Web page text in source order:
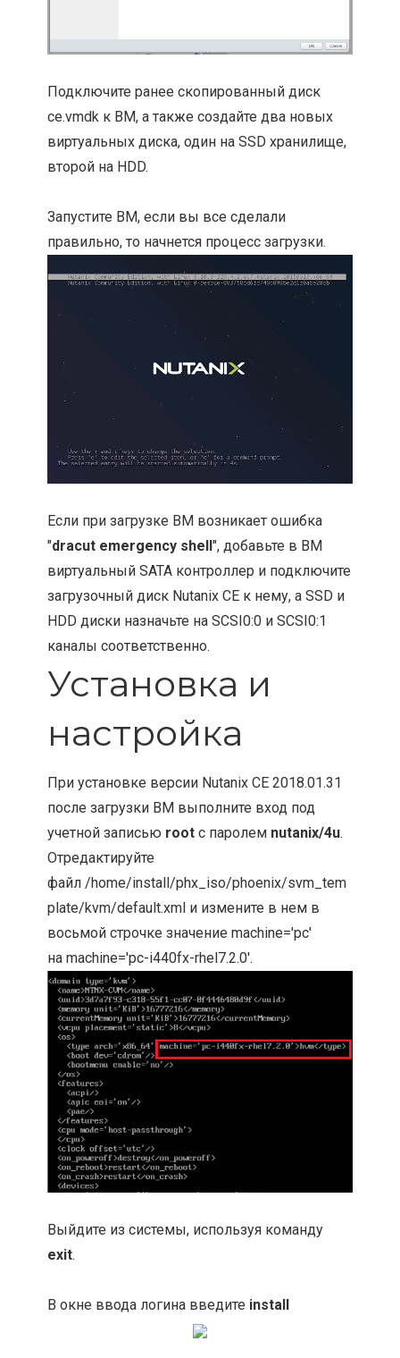
Подключите ранее скопированный диск
ce.vmdk к ВМ, а также создайте два новых
виртуальных диска, один на SSD хранилище,
второй на HDD.
Запустите ВМ, если вы все сделали
правильно, то начнется процесс загрузки.
Если при загрузке ВМ возникает ошибка
"dracut emergency shell", добавьте в ВМ
виртуальный SATA контроллер и подключите
загрузочный диск Nutanix CE к нему, а SSD и
HDD диски назначьте на SCSI0:0 и SCSI0:1
каналы соответственно.
Установка и
настройка
При установке версии Nutanix CE 2018.01.31
после загрузки ВМ выполните вход под
учетной записью root с паролем nutanix/4u.
Отредактируйте
файл /home/install/phx_iso/phoenix/svm_tem
plate/kvm/default.xml и измените в нем в
восьмой строчке значение machine='pc'
на machine='pc-i440fx-rhel7.2.0'.
Выйдите из системы, используя команду
exit.
В окне ввода логина введите install